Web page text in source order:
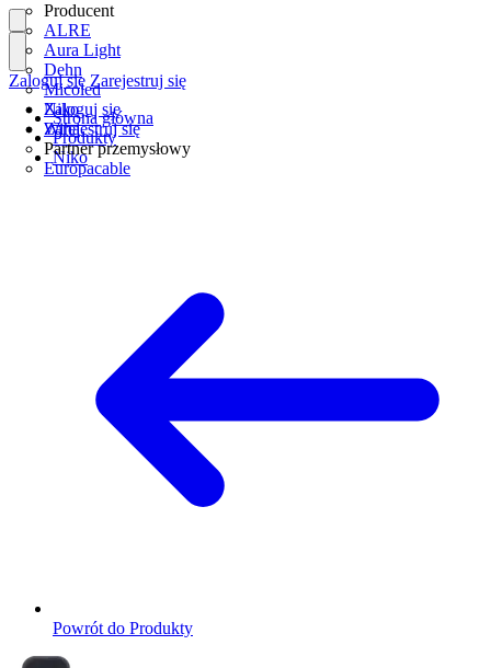
Producent
ALRE
Aura Light
Dehn
Micoled
Niko
Wiha
Partner przemysłowy
Europacable
Zaloguj się
Zarejestruj się
Zaloguj się Zarejestruj się
Strona główna
Produkty
Niko
Powrót do Produkty